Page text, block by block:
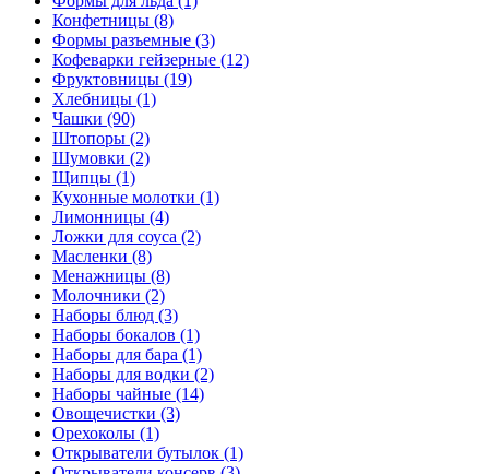
Конфетницы (8)
Формы разъемные (3)
Кофеварки гейзерные (12)
Фруктовницы (19)
Хлебницы (1)
Чашки (90)
Штопоры (2)
Шумовки (2)
Щипцы (1)
Кухонные молотки (1)
Лимонницы (4)
Ложки для соуса (2)
Масленки (8)
Менажницы (8)
Молочники (2)
Наборы блюд (3)
Наборы бокалов (1)
Наборы для бара (1)
Наборы для водки (2)
Наборы чайные (14)
Овощечистки (3)
Орехоколы (1)
Открыватели бутылок (1)